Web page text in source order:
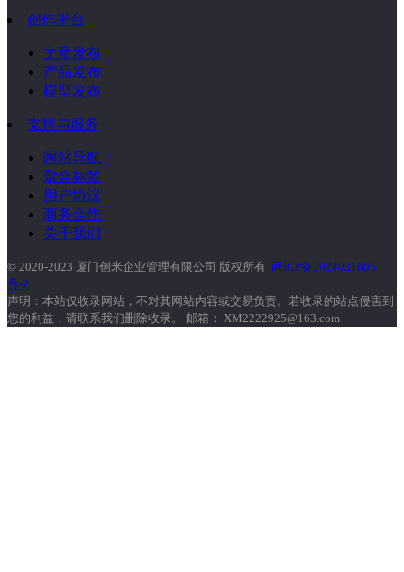
创作平台
文章发布
产品发布
模型发布
支持与服务
网站导航
聚合标签
用户协议
商务合作
关于我们
© 2020-2023 厦门创米企业管理有限公司 版权所有 闽ICP备2024031605
号-2
声明：本站仅收录网站，不对其网站内容或交易负责。若收录的站点侵害到
您的利益，请联系我们删除收录。 邮箱： XM2222925@163.com